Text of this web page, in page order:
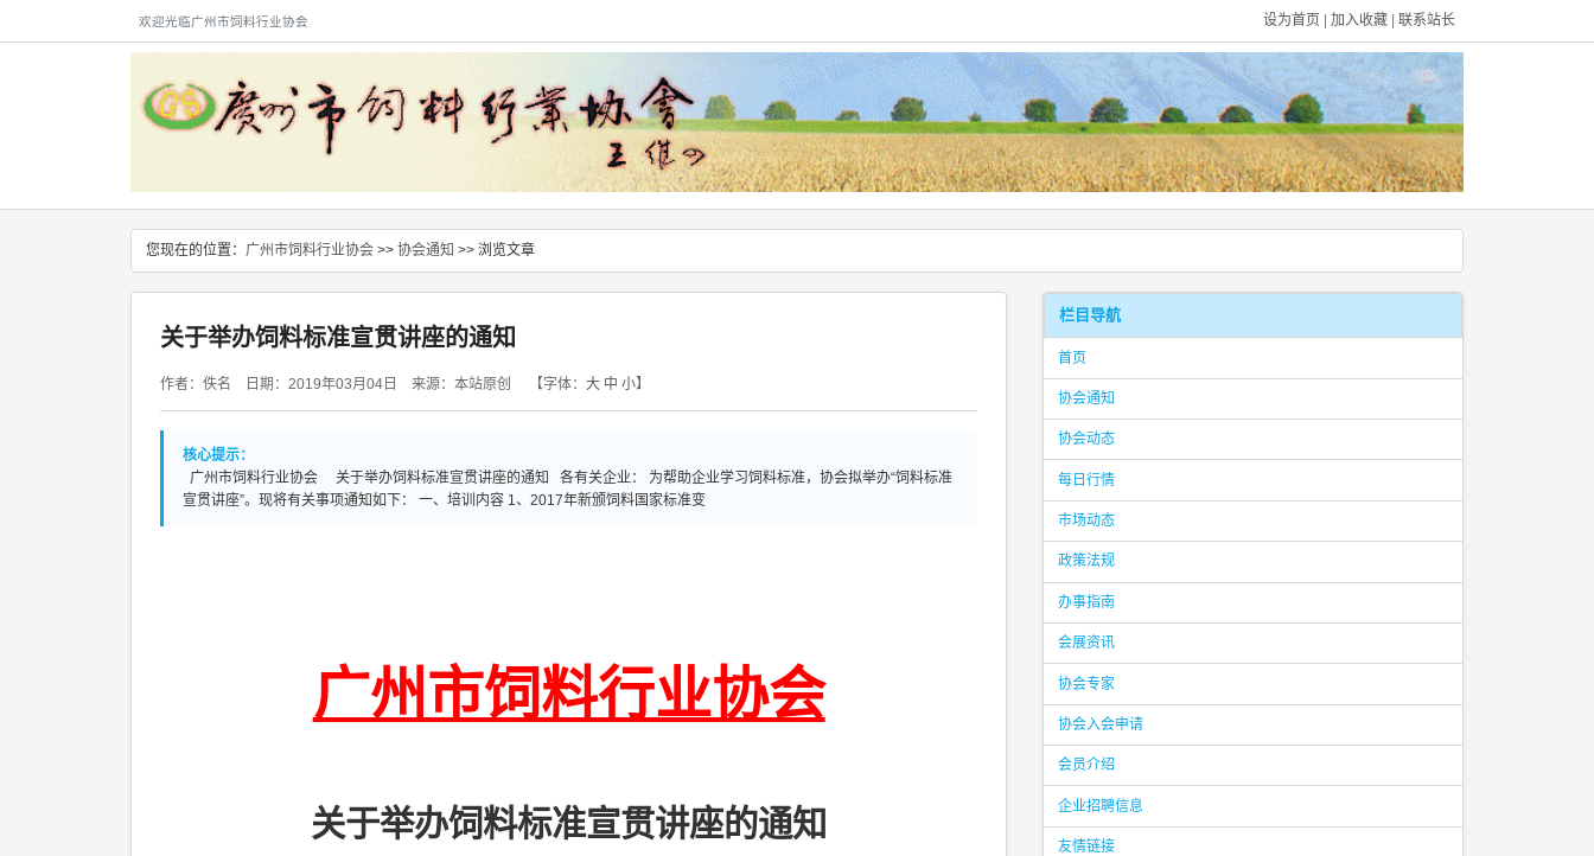
欢迎光临广州市饲料行业协会 设为首页 加入收藏 联系站长
您现在的位置： 广州市饲料行业协会 >> 协会通知 >> 浏览文章
关于举办饲料标准宣贯讲座的通知
作者：佚名 日期：2019年03月04日 来源：本站原创 【字体： 大 中 小】
核心提示：
广州市饲料行业协会 关于举办饲料标准宣贯讲座的通知 各有关企业： 为帮助企业学习饲料标准，协会拟举办“饲料标准
宣贯讲座”。现将有关事项通知如下： 一、培训内容 1、2017年新颁饲料国家标准变
广州市饲料行业协会
关于举办饲料标准宣贯讲座的通知
栏目导航
首页
协会通知
协会动态
每日行情
市场动态
政策法规
办事指南
会展资讯
协会专家
协会入会申请
会员介绍
企业招聘信息
友情链接